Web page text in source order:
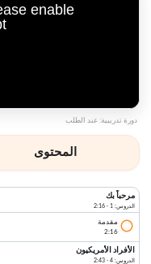
enable
دورة تدريبية: عند الطلب
المحتوى
مرحباً بك
الدروس: 1 · 2:16
مقدمة
2:16
الأفراد الأمريكيون
الدروس: 4 · 2:43